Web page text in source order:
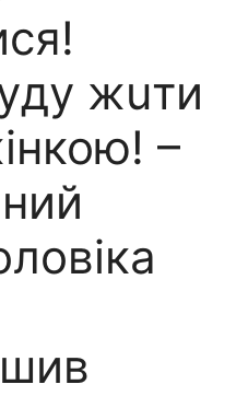
жuти
–